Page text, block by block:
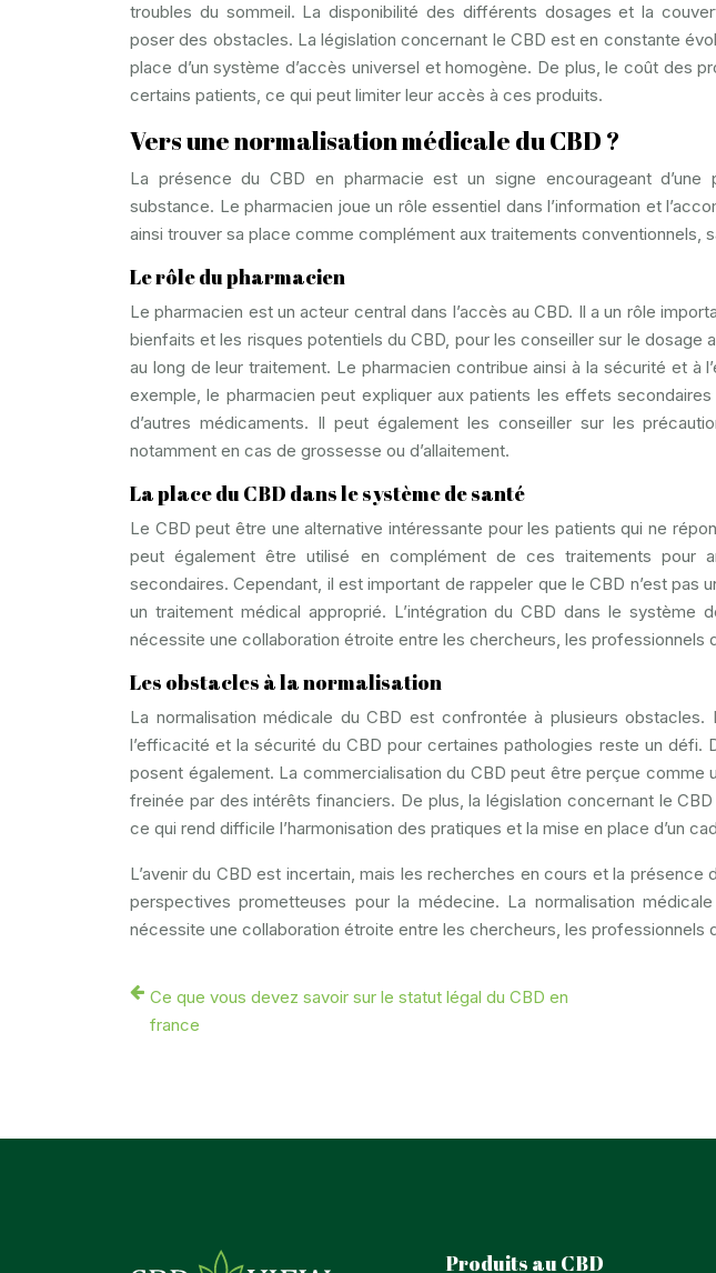
troubles du sommeil. La disponibilité des différents dosages et la
poser des obstacles. La législation concernant le CBD est en constante
place d’un système d’accès universel et homogène. De plus, le coût des
certains patients, ce qui peut limiter leur accès à ces produits.
Vers une normalisation médicale du CBD ?
La présence du CBD en pharmacie est un signe encourageant d’une
substance. Le pharmacien joue un rôle essentiel dans l’information et
ainsi trouver sa place comme complément aux traitements conventionnels,
Le rôle du pharmacien
Le pharmacien est un acteur central dans l’accès au CBD. Il a un rôle
bienfaits et les risques potentiels du CBD, pour les conseiller sur le dosage
au long de leur traitement. Le pharmacien contribue ainsi à la sécurité et à
exemple, le pharmacien peut expliquer aux patients les effets
d’autres médicaments. Il peut également les conseiller sur les
notamment en cas de grossesse ou d’allaitement.
La place du CBD dans le système de santé
Le CBD peut être une alternative intéressante pour les patients qui ne
peut également être utilisé en complément de ces traitements pour
secondaires. Cependant, il est important de rappeler que le CBD n’est pas
un traitement médical approprié. L’intégration du CBD dans le système
nécessite une collaboration étroite entre les chercheurs, les professionnels
Les obstacles à la normalisation
La normalisation médicale du CBD est confrontée à plusieurs
l’efficacité et la sécurité du CBD pour certaines pathologies reste un défi.
posent également. La commercialisation du CBD peut être perçue
freinée par des intérêts financiers. De plus, la législation concernant le CBD
ce qui rend difficile l’harmonisation des pratiques et la mise en place d’un
L’avenir du CBD est incertain, mais les recherches en cours et la présence
perspectives prometteuses pour la médecine. La normalisation
nécessite une collaboration étroite entre les chercheurs, les professionnels
Ce que vous devez savoir sur le statut légal du CBD en
france
Produits au CBD